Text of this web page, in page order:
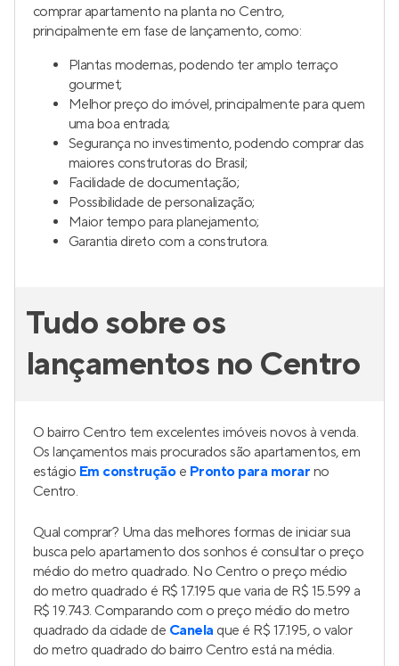
comprar apartamento na planta no Centro,
principalmente em fase de lançamento, como:
Plantas modernas, podendo ter amplo terraço
gourmet;
Melhor preço do imóvel, principalmente para quem
uma boa entrada;
Segurança no investimento, podendo comprar das
maiores construtoras do Brasil;
Facilidade de documentação;
Possibilidade de personalização;
Maior tempo para planejamento;
Garantia direto com a construtora.
Tudo sobre os
lançamentos no Centro
O bairro Centro tem excelentes imóveis novos à venda.
Os lançamentos mais procurados são apartamentos, em
estágio Em construçãoe Pronto para morar no
Centro.
Qual comprar? Uma das melhores formas de iniciar sua
busca pelo apartamento dos sonhos é consultar o preço
médio do metro quadrado. No Centro o preço médio
do metro quadrado é R$ 17.195 que varia de R$ 15.599 a
R$ 19.743. Comparando com o preço médio do metro
quadrado da cidade de Canela que é R$ 17.195, o valor
do metro quadrado do bairro Centro está na média.